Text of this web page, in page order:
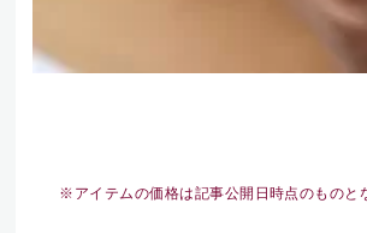
※アイテムの価格は記事公開日時点のものと